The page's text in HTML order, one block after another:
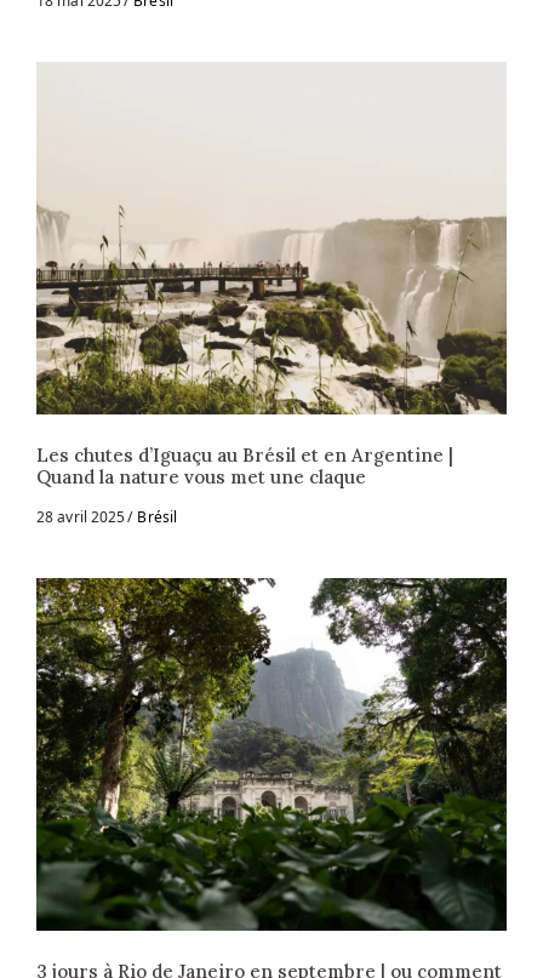
Les chutes d’Iguaçu au Brésil et en Argentine |
Quand la nature vous met une claque
28 avril 2025 Brésil
3 jours à Rio de Janeiro en septembre | ou comment